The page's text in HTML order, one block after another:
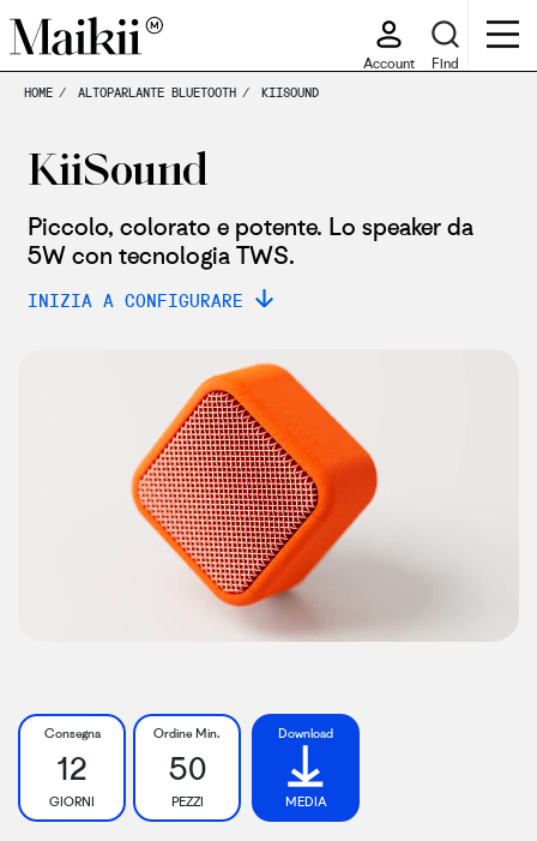
Account Find
HOME ALTOPARLANTE BLUETOOTH KIISOUND
KiiSound
Piccolo, colorato e potente. Lo speaker da
5W con tecnologia TWS.
INIZIA A CONFIGURARE
Consegna
12
GIORNI
Ordine Min.
50
PEZZI
Download
MEDIA